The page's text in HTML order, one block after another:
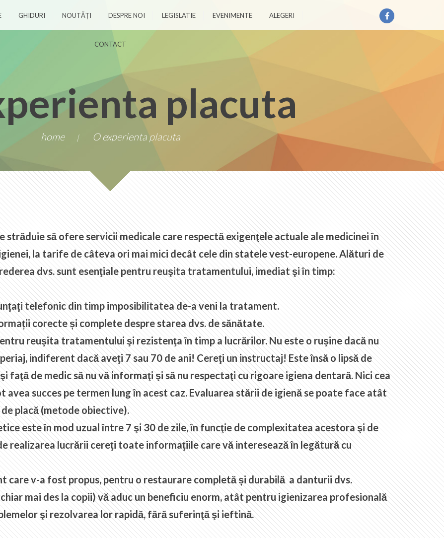
GHIDURI NOUTĂȚI DESPRE NOI LEGISLATIE EVENIMENTE ALEGERI
CONTACT
placuta
home | O experienta placuta
să ofere servicii medicale care respectă exigenţele actuale ale medicinei în
la tarife de câteva ori mai mici decât cele din statele vest-europene. Alături de
dvs. sunt esenţiale pentru reuşita tratamentului, imediat şi în timp:
telefonic din timp imposibilitatea de-a veni la tratament.
corecte și complete despre starea dvs. de sănătate.
reuşita tratamentului şi rezistenţa în timp a lucrărilor. Nu este o ruşine dacă nu
indiferent dacă aveţi 7 sau 70 de ani! Cereţi un instructaj! Este însă o lipsă de
faţă de medic să nu vă informaţi şi să nu respectaţi cu rigoare igiena dentară. Nici cea
avea succes pe termen lung în acest caz. Evaluarea stării de igienă se poate face atât
placă (metode obiective).
este în mod uzual între 7 şi 30 de zile, în funcţie de complexitatea acestora şi de
realizarea lucrării cereţi toate informaţiile care vă interesează în legătură cu
v-a fost propus, pentru o restaurare completă și durabilă a danturii dvs.
mai des la copii) vă aduc un beneficiu enorm, atât pentru igienizarea profesională
şi rezolvarea lor rapidă, fără suferinţă şi ieftină.